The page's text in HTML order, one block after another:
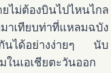
องบินไปไหนไกล
เทียบท่าที่แหลมฉบัง
นได้อย่างง่ายๆ นับ
ในเอเชียตะวันออก